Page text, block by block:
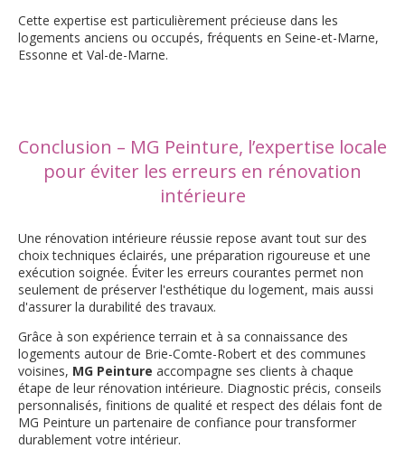
Cette expertise est particulièrement précieuse dans les
logements anciens ou occupés, fréquents en Seine-et-Marne,
Essonne et Val-de-Marne.
Conclusion – MG Peinture, l’expertise locale
pour éviter les erreurs en rénovation
intérieure
Une rénovation intérieure réussie repose avant tout sur des
choix techniques éclairés, une préparation rigoureuse et une
exécution soignée. Éviter les erreurs courantes permet non
seulement de préserver l'esthétique du logement, mais aussi
d'assurer la durabilité des travaux.
Grâce à son expérience terrain et à sa connaissance des
logements autour de Brie-Comte-Robert et des communes
voisines, MG Peinture accompagne ses clients à chaque
étape de leur rénovation intérieure. Diagnostic précis, conseils
personnalisés, finitions de qualité et respect des délais font de
MG Peinture un partenaire de confiance pour transformer
durablement votre intérieur.